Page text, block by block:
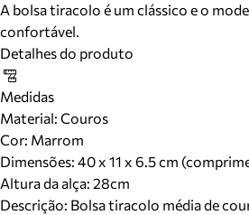
A bolsa tiracolo é um clássico e o
confortável.
Detalhes do produto
Medidas
Material: Couros
Cor: Marrom
Dimensões: 40 x 11 x 6.5 cm
Altura da alça: 28cm
Descrição: Bolsa tiracolo média de